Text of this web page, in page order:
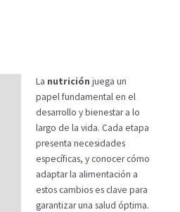
La nutrición juega un
papel fundamental en el
desarrollo y bienestar a lo
largo de la vida. Cada etapa
presenta necesidades
específicas, y conocer cómo
adaptar la alimentación a
estos cambios es clave para
garantizar una salud óptima.